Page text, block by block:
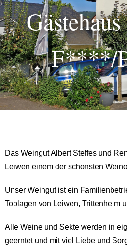
F****/
Das Weingut Albert Steffes und
Leiwen einem der schönsten
Unser Weingut ist ein
Toplagen von Leiwen, Trittenheim
Alle Weine und Sekte werden in
geerntet und mit viel Liebe und